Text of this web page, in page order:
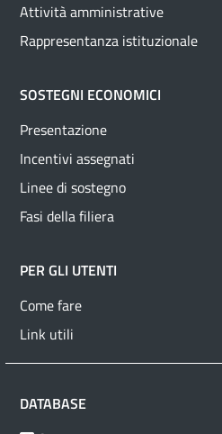
Attività amministrative
Rappresentanza istituzionale
SOSTEGNI ECONOMICI
Presentazione
Incentivi assegnati
Linee di sostegno
Fasi della filiera
PER GLI UTENTI
Come fare
Link utili
DATABASE